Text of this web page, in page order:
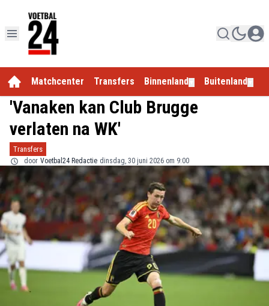
Matchcenter Transfers Binnenland Buitenland
'Vanaken kan Club Brugge
verlaten na WK'
Transfers
door Voetbal24 Redactie dinsdag, 30 juni 2026 om 9:00